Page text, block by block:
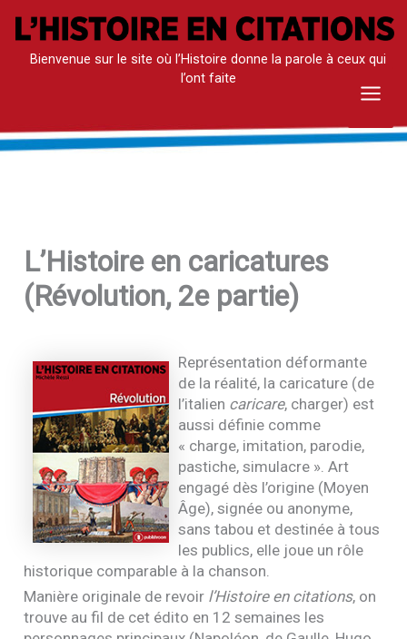
Aller
contenuBienvenue sur le site où l’Histoire donne la parole à ceux qui
l’ont faite
Main
L’Histoire en caricatures
(Révolution, 2e partie)
Représentation déformante
de la réalité, la caricature (de
l’italien caricare, charger) est
aussi définie comme
« charge, imitation, parodie,
pastiche, simulacre ». Art
engagé dès l’origine (Moyen
Âge), signée ou anonyme,
sans tabou et destinée à tous
les publics, elle joue un rôle
historique comparable à la chanson.
Manière originale de revoir l’Histoire en citations, on
trouve au fil de cet édito en 12 semaines les